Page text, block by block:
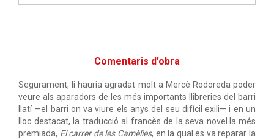
Comentaris d'obra
Segurament, li hauria agradat molt a Mercè Rodoreda poder
veure als aparadors de les més importants llibreries del barri
llatí —el barri on va viure els anys del seu difícil exili— i en un
lloc destacat, la traducció al francès de la seva novel·la més
premiada, El carrer de les Camèlies, en la qual es va reparar la